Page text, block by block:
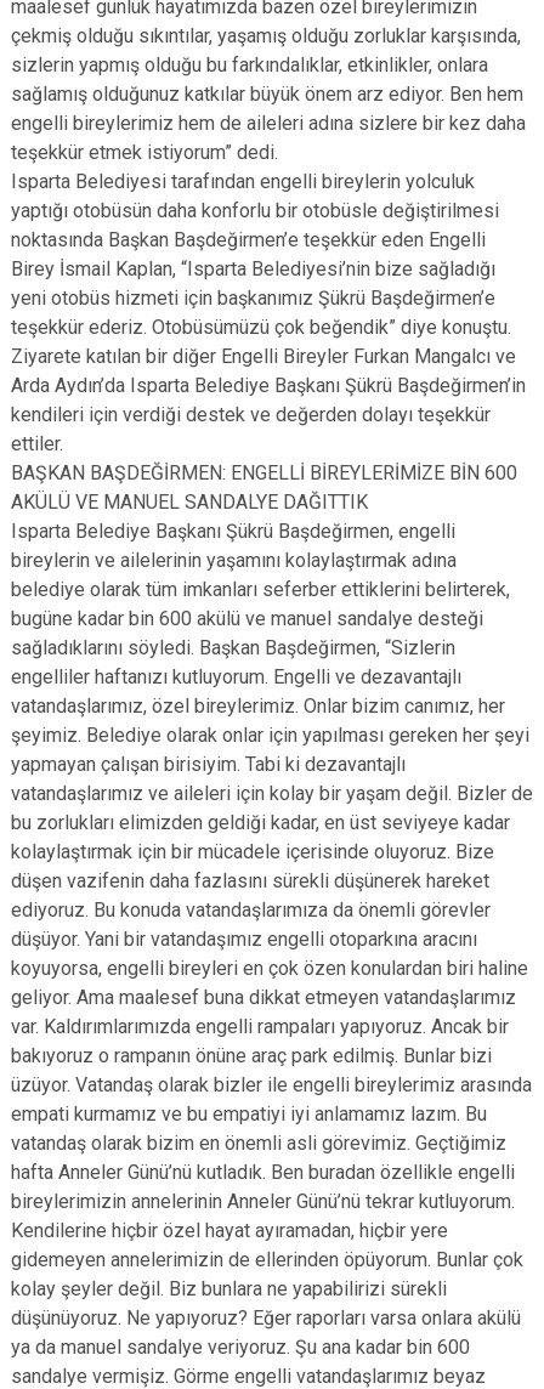
maalesef günlük hayatımızda bazen özel bireylerimizin
çekmiş olduğu sıkıntılar, yaşamış olduğu zorluklar karşısında,
sizlerin yapmış olduğu bu farkındalıklar, etkinlikler, onlara
sağlamış olduğunuz katkılar büyük önem arz ediyor. Ben hem
engelli bireylerimiz hem de aileleri adına sizlere bir kez daha
teşekkür etmek istiyorum” dedi.
Isparta Belediyesi tarafından engelli bireylerin yolculuk
yaptığı otobüsün daha konforlu bir otobüsle değiştirilmesi
noktasında Başkan Başdeğirmen’e teşekkür eden Engelli
Birey İsmail Kaplan, “Isparta Belediyesi’nin bize sağladığı
yeni otobüs hizmeti için başkanımız Şükrü Başdeğirmen’e
teşekkür ederiz. Otobüsümüzü çok beğendik” diye konuştu.
Ziyarete katılan bir diğer Engelli Bireyler Furkan Mangalcı ve
Arda Aydın’da Isparta Belediye Başkanı Şükrü Başdeğirmen’in
kendileri için verdiği destek ve değerden dolayı teşekkür
ettiler.
BAŞKAN BAŞDEĞİRMEN: ENGELLİ BİREYLERİMİZE BİN 600
AKÜLÜ VE MANUEL SANDALYE DAĞITTIK
Isparta Belediye Başkanı Şükrü Başdeğirmen, engelli
bireylerin ve ailelerinin yaşamını kolaylaştırmak adına
belediye olarak tüm imkanları seferber ettiklerini belirterek,
bugüne kadar bin 600 akülü ve manuel sandalye desteği
sağladıklarını söyledi. Başkan Başdeğirmen, “Sizlerin
engelliler haftanızı kutluyorum. Engelli ve dezavantajlı
vatandaşlarımız, özel bireylerimiz. Onlar bizim canımız, her
şeyimiz. Belediye olarak onlar için yapılması gereken her şeyi
yapmayan çalışan birisiyim. Tabi ki dezavantajlı
vatandaşlarımız ve aileleri için kolay bir yaşam değil. Bizler de
bu zorlukları elimizden geldiği kadar, en üst seviyeye kadar
kolaylaştırmak için bir mücadele içerisinde oluyoruz. Bize
düşen vazifenin daha fazlasını sürekli düşünerek hareket
ediyoruz. Bu konuda vatandaşlarımıza da önemli görevler
düşüyor. Yani bir vatandaşımız engelli otoparkına aracını
koyuyorsa, engelli bireyleri en çok özen konulardan biri haline
geliyor. Ama maalesef buna dikkat etmeyen vatandaşlarımız
var. Kaldırımlarımızda engelli rampaları yapıyoruz. Ancak bir
bakıyoruz o rampanın önüne araç park edilmiş. Bunlar bizi
üzüyor. Vatandaş olarak bizler ile engelli bireylerimiz arasında
empati kurmamız ve bu empatiyi iyi anlamamız lazım. Bu
vatandaş olarak bizim en önemli asli görevimiz. Geçtiğimiz
hafta Anneler Günü’nü kutladık. Ben buradan özellikle engelli
bireylerimizin annelerinin Anneler Günü’nü tekrar kutluyorum.
Kendilerine hiçbir özel hayat ayıramadan, hiçbir yere
gidemeyen annelerimizin de ellerinden öpüyorum. Bunlar çok
kolay şeyler değil. Biz bunlara ne yapabilirizi sürekli
düşünüyoruz. Ne yapıyoruz? Eğer raporları varsa onlara akülü
ya da manuel sandalye veriyoruz. Şu ana kadar bin 600
sandalye vermişiz. Görme engelli vatandaşlarımız beyaz